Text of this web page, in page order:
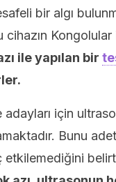
bir algı
cihazın
ile yapılan bir
adayları için
Bunu
etkilemediğini